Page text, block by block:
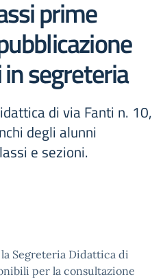
prime
segreteria
di via Fanti n. 10,
degli alunni
e sezioni.
Segreteria Didattica di
per la consultazione